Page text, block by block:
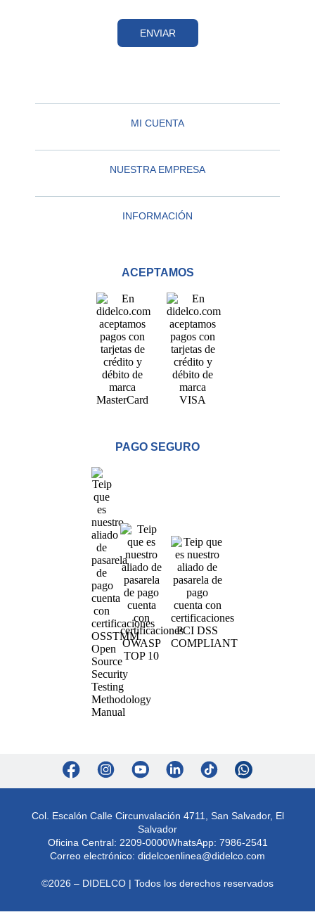
ENVIAR
MI CUENTA
NUESTRA EMPRESA
INFORMACIÓN
ACEPTAMOS
PAGO SEGURO
Col. Escalón Calle Circunvalación 4711, San Salvador, El
Salvador
Oficina Central: 2209-0000WhatsApp: 7986-2541
Correo electrónico: didelcoenlinea@didelco.com
©2026 – DIDELCO | Todos los derechos reservados